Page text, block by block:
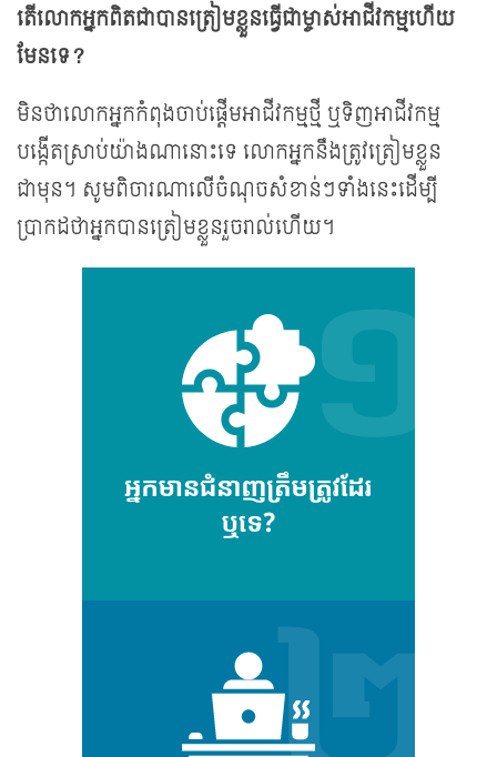
តើលោកអ្នកពិតជាបានត្រៀមខ្លួនធ្វើជាម្ចាស់អាជីវកម្មហើយ
មែនទេ?
មិនថាលោកអ្នកកំពុងចាប់ផ្តើមអាជីវកម្ម​ថ្មី​ ឬទិញអាជីវកម្ម​
បង្កើតស្រាប់​យ៉ាងណានោះទេ លោកអ្នកនឹងត្រូវត្រៀមខ្លួន
ជាមុន។ សូមពិចារណាលើ​ចំណុច​សំខាន់ៗទាំងនេះដើម្បី
ប្រាកដថាអ្នកបានត្រៀមខ្លួនរួចរាល់ហើយ។